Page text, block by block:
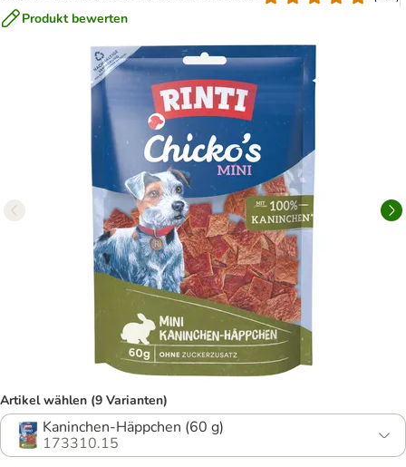
Produkt bewerten
Artikel wählen (9 Varianten)
Kaninchen-Häppchen (60 g)
173310.15